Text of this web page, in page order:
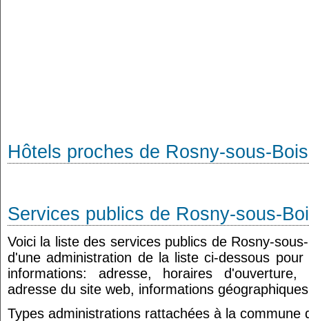
Hôtels proches de Rosny-sous-Bois
Services publics de Rosny-sous-
Voici la liste des services publics de Rosny-
d'une administration de la liste ci-dessous
informations: adresse, horaires
adresse du site web, informations
Types administrations rattachées à la commune